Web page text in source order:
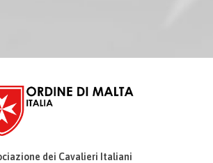
dei Cavalieri Italiani